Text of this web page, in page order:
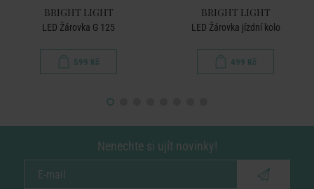
BRIGHT LIGHT
LED Žárovka G 125
599 Kč
BRIGHT LIGHT
LED Žárovka jízdní kolo
499 Kč
Nenechte si ujít novinky!